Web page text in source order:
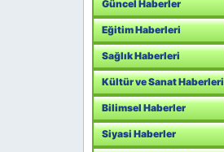
Güncel Haberler
Eğitim Haberleri
Sağlık Haberleri
Kültür ve Sanat Haberleri
Bilimsel Haberler
Siyasi Haberler